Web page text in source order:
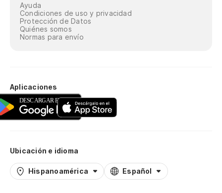
Ayuda
Condiciones de uso y privacidad
Protección de Datos
Quiénes somos
Normas para envío
Aplicaciones
Ubicación e idioma
Hispanoamérica Español